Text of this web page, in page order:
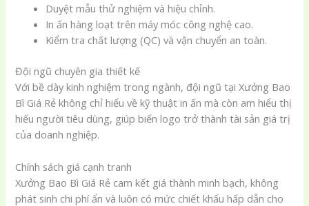
Duyệt mẫu thử nghiệm và hiệu chỉnh.
In ấn hàng loạt trên máy móc công nghệ cao.
Kiểm tra chất lượng (QC) và vận chuyển an toàn.
Đội ngũ chuyên gia thiết kế
Với bề dày kinh nghiệm trong ngành, đội ngũ tại Xưởng Bao
Bì Giá Rẻ không chỉ hiểu về kỹ thuật in ấn mà còn am hiểu thị
hiếu người tiêu dùng, giúp biến logo trở thành tài sản giá trị
của doanh nghiệp.
Chính sách giá cạnh tranh
Xưởng Bao Bì Giá Rẻ cam kết giá thành minh bạch, không
phát sinh chi phí ẩn và luôn có mức chiết khấu hấp dẫn cho